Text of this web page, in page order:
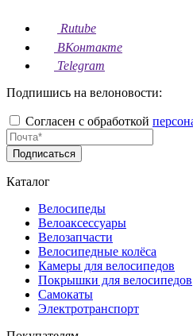
Rutube
ВКонтакте
Telegram
Подпишись на велоновости:
Согласен с обработкой
Подписаться
Каталог
Велосипеды
Велоаксессуары
Велозапчасти
Велосипедные колёса
Камеры для велосипедов
Покрышки для велосипедов
Самокаты
Электротранспорт